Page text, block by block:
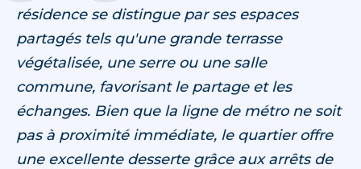
résidence se distingue par ses espaces
partagés tels qu'une grande terrasse
végétalisée, une serre ou une salle
commune, favorisant le partage et les
échanges. Bien que la ligne de métro ne soit
pas à proximité immédiate, le quartier offre
une excellente desserte grâce aux arrêts de